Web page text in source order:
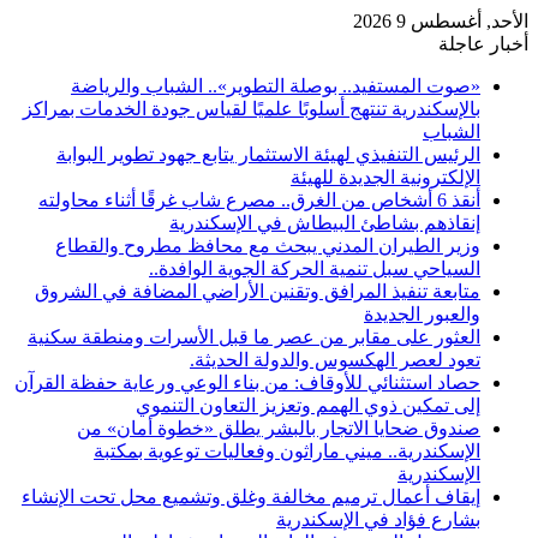
الأحد, أغسطس 9 2026
أخبار عاجلة
«صوت المستفيد.. بوصلة التطوير».. الشباب والرياضة
بالإسكندرية تنتهج أسلوبًا علميًا لقياس جودة الخدمات بمراكز
الشباب
الرئيس التنفيذي لهيئة الاستثمار يتابع جهود تطوير البوابة
الإلكترونية الجديدة للهيئة
أنقذ 6 أشخاص من الغرق.. مصرع شاب غرقًا أثناء محاولته
إنقاذهم بشاطئ البيطاش في الإسكندرية
وزير الطيران المدني يبحث مع محافظ مطروح والقطاع
السياحي سبل تنمية الحركة الجوية الوافدة..
متابعة تنفيذ المرافق وتقنين الأراضي المضافة في الشروق
والعبور الجديدة
العثور على مقابر من عصر ما قبل الأسرات ومنطقة سكنية
تعود لعصر الهكسوس والدولة الحديثة.
حصاد استثنائي للأوقاف: من بناء الوعي ورعاية حفظة القرآن
إلى تمكين ذوي الهمم وتعزيز التعاون التنموي
صندوق ضحايا الاتجار بالبشر يطلق «خطوة أمان» من
الإسكندرية.. ميني ماراثون وفعاليات توعوية بمكتبة
الإسكندرية
إيقاف أعمال ترميم مخالفة وغلق وتشميع محل تحت الإنشاء
بشارع فؤاد في الإسكندرية